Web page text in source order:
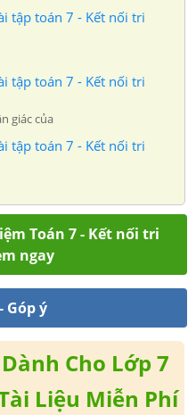
tập toán 7 - Kết nối tri
tập toán 7 - Kết nối tri
giác của
tập toán 7 - Kết nối tri
Toán 7 - Kết nối tri
ngay
Góp ý
Cho Lớp 7
Liệu Miễn Phí